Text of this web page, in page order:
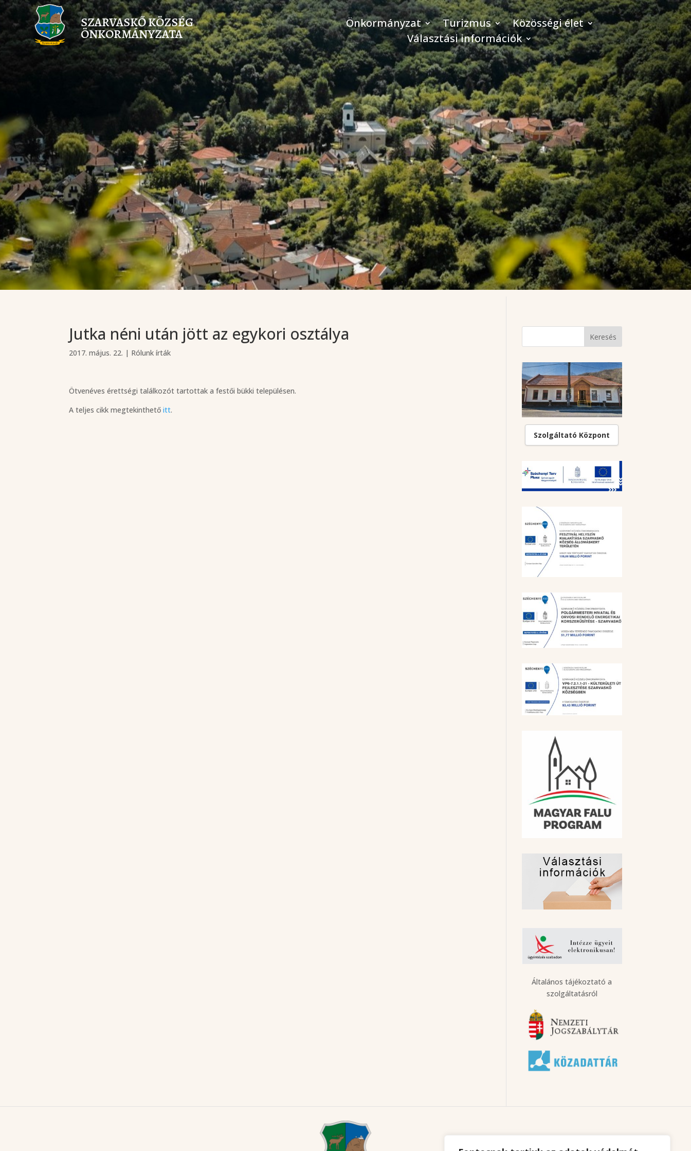
SZARVASKŐ KÖZSÉG
ÖNKORMÁNYZATA
Önkormányzat Turizmus
Közösségi élet
Választási információk
Jutka néni után jött az egykori osztálya
2017. május. 22. | Rólunk írták
Ötvenéves érettségi találkozót tartottak a festői bükki településen.
A teljes cikk megtekinthetőitt.
Szolgáltató Központ
Általános tájékoztató a
szolgáltatásról